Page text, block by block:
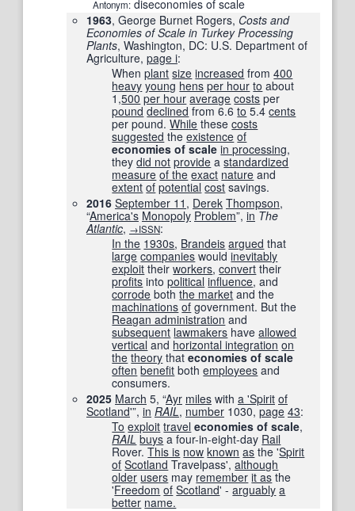
Antonym: diseconomies of scale
1963, George Burnet Rogers, Costs and
Economies of Scale in Turkey Processing
Plants, Washington, DC: U.S. Department of
Agriculture, page i:
Whenplant size increased from400
heavy young hens per hour to about
1,500 per hour average costs per
pound declined from 6.6to 5.4cents
per pound.While thesecosts
suggested theexistence of
economies of scale in processing,
theydid not provide astandardized
measure of the exact nature and
extent of potential cost savings.
2016 September 11 , Derek Thompson,
“America's Monopoly Problem”, in The
Atlantic‎, →ISSN:
In the 1930s, Brandeis argued that
large companies wouldinevitably
exploit theirworkers,convert their
profits intopolitical influence, and
corrode boththe market and the
machinations of government. But the
Reagan administration and
subsequent lawmakers haveallowed
vertical and horizontal integration on
the theory thateconomies of scale
often benefit bothemployees and
consumers.
2025 March 5, “Ayr miles with a 'Spirit of
Scotland'”, in RAIL, number 1030,page 43:
To exploit travel economies of scale,
RAIL buys a four-in-eight-day Rail
Rover.This is now known asthe 'Spirit
of Scotland Travelpass',although
older users may remember it as the
'Freedom of Scotland' -arguably a
better name.